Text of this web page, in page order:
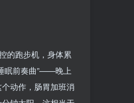
的跑步机，身体累
眠前奏曲”——晚上
动作，肠胃加班消